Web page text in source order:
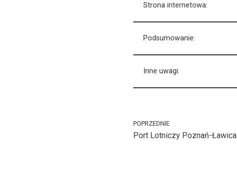
Strona internetowa:
Podsumowanie:
Inne uwagi:
POPRZEDNIE
Port Lotniczy Poznań-Ławica